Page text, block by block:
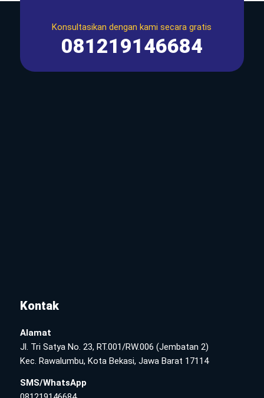
Konsultasikan dengan kami secara gratis
081219146684
Kontak
Alamat
Jl. Tri Satya No. 23, RT.001/RW.006 (Jembatan 2)
Kec. Rawalumbu, Kota Bekasi, Jawa Barat 17114
SMS/WhatsApp